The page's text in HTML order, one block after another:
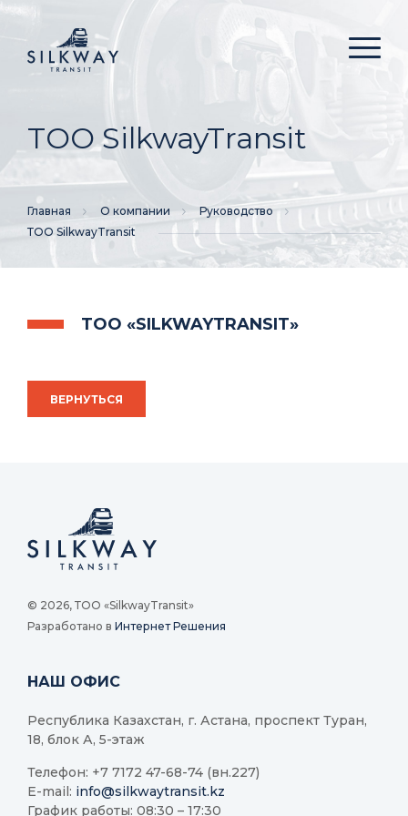
ТОО SilkwayTransit
Главная О компании
Руководство
ТОО SilkwayTransit
ТОО «SILKWAYTRANSIT»
ВЕРНУТЬСЯ
© 2026, ТОО «SilkwayTransit»
Разработано в Интернет Решения
НАШ ОФИС
Республика Казахстан, г. Астана, проспект Туран,
18, блок А, 5-этаж
Телефон: +7 7172 47-68-74 (вн.227)
E-mail: info@silkwaytransit.kz
График работы: 08:30 – 17:30